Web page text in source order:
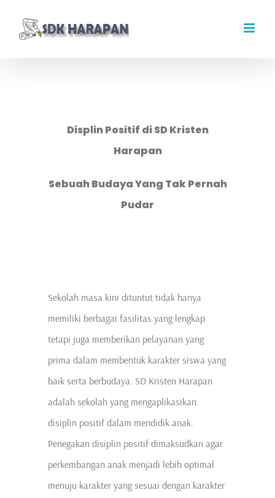
Displin Positif di SD Kristen
Harapan
Sebuah Budaya Yang Tak Pernah
Pudar
Sekolah masa kini dituntut tidak hanya
memiliki berbagai fasilitas yang lengkap
tetapi juga memberikan pelayanan yang
prima dalam membentuk karakter siswa yang
baik serta berbudaya. SD Kristen Harapan
adalah sekolah yang mengaplikasikan
disiplin positif dalam mendidik anak.
Penegakan disiplin positif dimaksudkan agar
perkembangan anak menjadi lebih optimal
menuju karakter yang sesuai dengan karakter